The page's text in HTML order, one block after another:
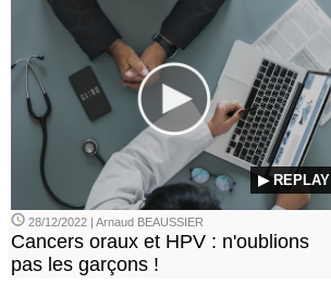
▶ REPLAY
28/12/2022 | Arnaud BEAUSSIER
Cancers oraux et HPV : n'oublions
pas les garçons !